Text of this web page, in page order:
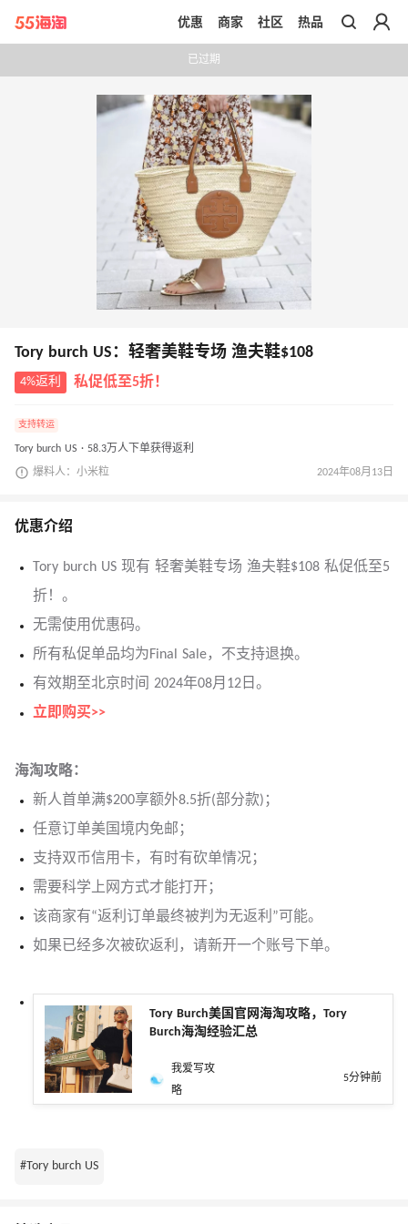
带你去官网买正品
优惠 商家 社区 热品
已过期
Tory burch US：轻奢美鞋专场 渔夫鞋$108
4%返利 私促低至5折！
支持转运
Tory burch US · 58.3万人下单获得返利
爆料人：小米粒 2024年08月13日
优惠介绍
Tory burch US 现有 轻奢美鞋专场 渔夫鞋$108 私促低至5
折！。
无需使用优惠码。
所有私促单品均为Final Sale，不支持退换。
有效期至北京时间 2024年08月12日。
立即购买>>
海淘攻略：
新人首单满$200享额外8.5折(部分款)；
任意订单美国境内免邮；
支持双币信用卡，有时有砍单情况；
需要科学上网方式才能打开；
该商家有“返利订单最终被判为无返利”可能。
如果已经多次被砍返利，请新开一个账号下单。
Tory Burch美国官网海淘攻略，Tory
Burch海淘经验汇总
我爱写攻
略
5分钟前
#Tory burch US